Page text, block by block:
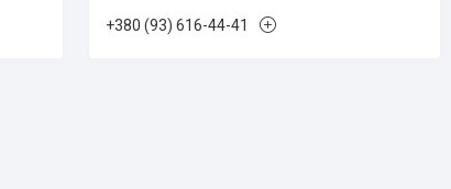
+380 (93) 616-44-41